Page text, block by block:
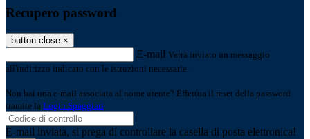
Recupero password
button close ×
E-mail Verrà inviato un messaggio
all'indirizzo indicato con le istruzioni necessarie.
Non hai una e-mail associata al nome utente? Effettua il reset della password
tramite la Login Spaggiari
E-mail inviata, si prega di controllare la casella di posta elettronica!